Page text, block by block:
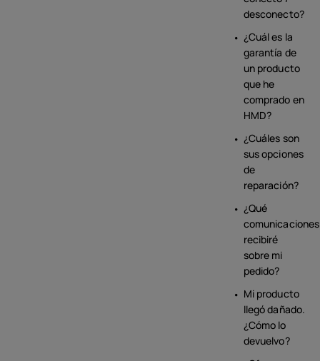
desconecto?
¿Cuál es la
garantía de
un producto
que he
comprado en
HMD?
¿Cuáles son
sus opciones
de
reparación?
¿Qué
comunicaciones
recibiré
sobre mi
pedido?
Mi producto
llegó dañado.
¿Cómo lo
devuelvo?